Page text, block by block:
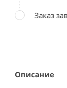
Описание
Заказ